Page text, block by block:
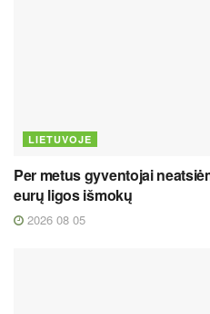
LIETUVOJE
Per metus gyventojai
eurų ligos išmokų
2026 08 05